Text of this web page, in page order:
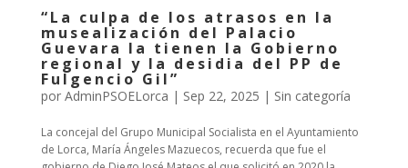
“La culpa de los atrasos en la
musealización del Palacio
Guevara la tienen la Gobierno
regional y la desidia del PP de
Fulgencio Gil”
por AdminPSOELorca | Sep 22, 2025 | Sin categoría
La concejal del Grupo Municipal Socialista en el Ayuntamiento
de Lorca, María Ángeles Mazuecos, recuerda que fue el